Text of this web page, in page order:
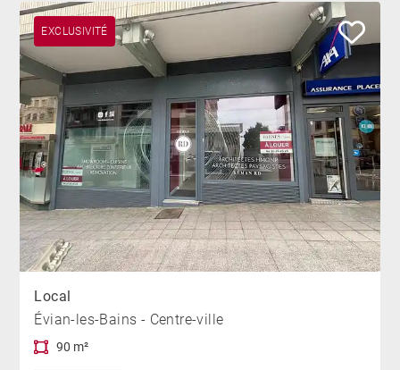
EXCLUSIVITÉ
Local
Évian-les-Bains - Centre-ville
90 m²